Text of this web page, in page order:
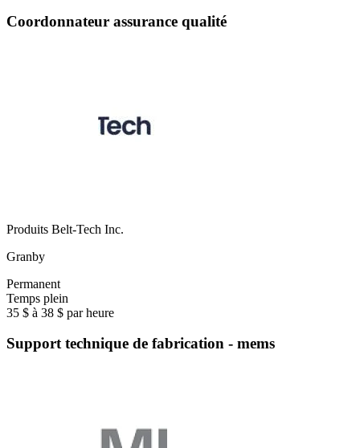
Coordonnateur assurance qualité
Produits Belt-Tech Inc.
Granby
Permanent
Temps plein
35 $ à 38 $ par heure
Support technique de fabrication - mems